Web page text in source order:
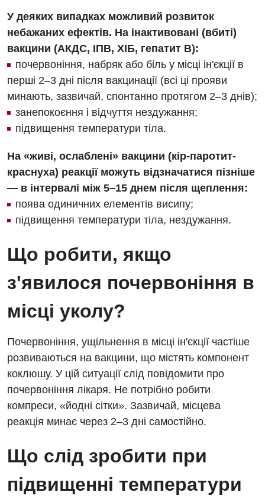
У деяких випадках можливий розвиток
небажаних ефектів. На інактивовані (вбиті)
вакцини (АКДС, ІПВ, ХІБ, гепатит В):
почервоніння, набряк або біль у місці ін'єкції в
перші 2–3 дні після вакцинації (всі ці прояви
минають, зазвичай, спонтанно протягом 2–3 днів);
занепокоєння і відчуття нездужання;
підвищення температури тіла.
На «живі, ослаблені» вакцини (кір-паротит-
краснуха) реакції можуть відзначатися пізніше
— в інтервалі між 5–15 днем після щеплення:
поява одиничних елементів висипу;
підвищення температури тіла, нездужання.
Що робити, якщо
з'явилося почервоніння в
місці уколу?
Почервоніння, ущільнення в місці ін'єкції частіше
розвиваються на вакцини, що містять компонент
коклюшу. У цій ситуації слід повідомити про
почервоніння лікаря. Не потрібно робити
компреси, «йодні сітки». Зазвичай, місцева
реакція минає через 2–3 дні самостійно.
Що слід зробити при
підвищенні температури